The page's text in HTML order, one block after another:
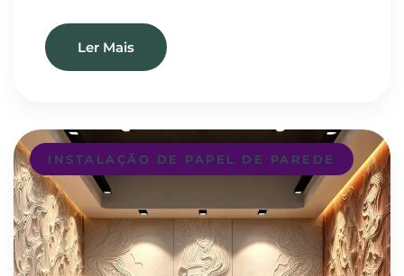
Ler Mais
INSTALAÇÃO DE PAPEL DE PAREDE